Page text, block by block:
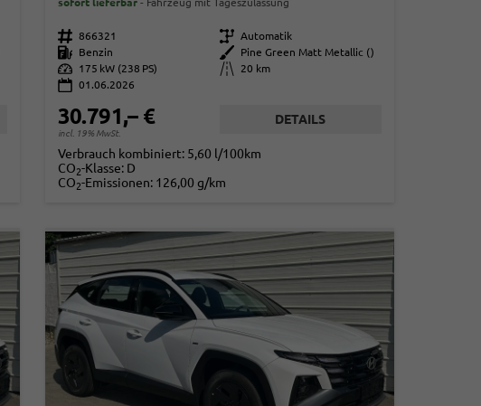
Fahrzeugnr. 866321 Getriebe Automatik
Kraftstoff
Benzin Außenfarbe
Pine Green Matt Metallic ()
Leistung
175 kW (238 PS) Kilometerstand
20 km
01.06.2026
30.791,– €
incl. 19% MwSt.
DETAILS
Verbrauch kombiniert: 5,60 l/100km
CO2-Klasse: D
CO2-Emissionen: 126,00 g/km